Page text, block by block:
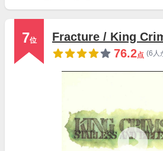
7位
Fracture / King
76.2点 (6人